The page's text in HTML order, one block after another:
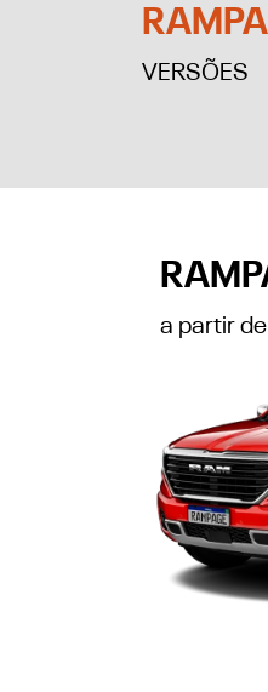
VERSÕES
a partir